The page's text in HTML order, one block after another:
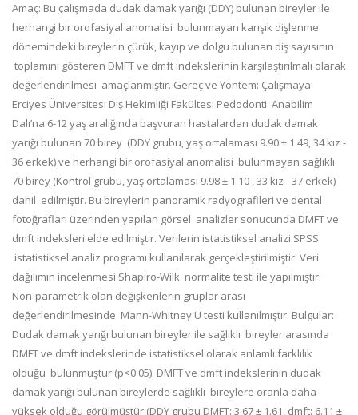
Amaç: Bu çalışmada dudak damak yarığı (DDY) bulunan bireyler ile
herhangi bir orofasiyal anomalisi bulunmayan karışık dişlenme
dönemindeki bireylerin çürük, kayıp ve dolgu bulunan diş sayısının
toplamını gösteren DMFT ve dmft indekslerinin karşılaştırılmalı olarak
değerlendirilmesi amaçlanmıştır. Gereç ve Yöntem: Çalışmaya
Erciyes Üniversitesi Diş Hekimliği Fakültesi Pedodonti Anabilim
Dalı’na 6-12 yaş aralığında başvuran hastalardan dudak damak
yarığı bulunan 70 birey (DDY grubu, yaş ortalaması 9.90 ± 1.49, 34 kız -
36 erkek) ve herhangi bir orofasiyal anomalisi bulunmayan sağlıklı
70 birey (Kontrol grubu, yaş ortalaması 9.98 ± 1.10 , 33 kız - 37 erkek)
dahil edilmiştir. Bu bireylerin panoramik radyografileri ve dental
fotoğrafları üzerinden yapılan görsel analizler sonucunda DMFT ve
dmft indeksleri elde edilmiştir. Verilerin istatistiksel analizi SPSS
istatistiksel analiz programı kullanılarak gerçekleştirilmiştir. Veri
dağılımın incelenmesi Shapiro-Wilk normalite testi ile yapılmıştır.
Non-parametrik olan değişkenlerin gruplar arası
değerlendirilmesinde Mann-Whitney U testi kullanılmıştır. Bulgular:
Dudak damak yarığı bulunan bireyler ile sağlıklı bireyler arasında
DMFT ve dmft indekslerinde istatistiksel olarak anlamlı farklılık
olduğu bulunmuştur (p<0.05). DMFT ve dmft indekslerinin dudak
damak yarığı bulunan bireylerde sağlıklı bireylere oranla daha
yüksek olduğu görülmüştür (DDY grubu DMFT: 3.67 ± 1.61, dmft: 6.11 ±